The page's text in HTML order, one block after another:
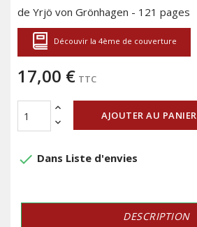
de Yrjö von Grönhagen - 121 pages
Découvir la 4ème de couverture
17,00 € TTC
AJOUTER AU PANIER
done Dans Liste d'envies
DESCRIPTION